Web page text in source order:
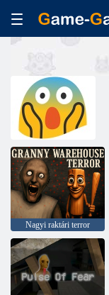
Nagyi raktári terror